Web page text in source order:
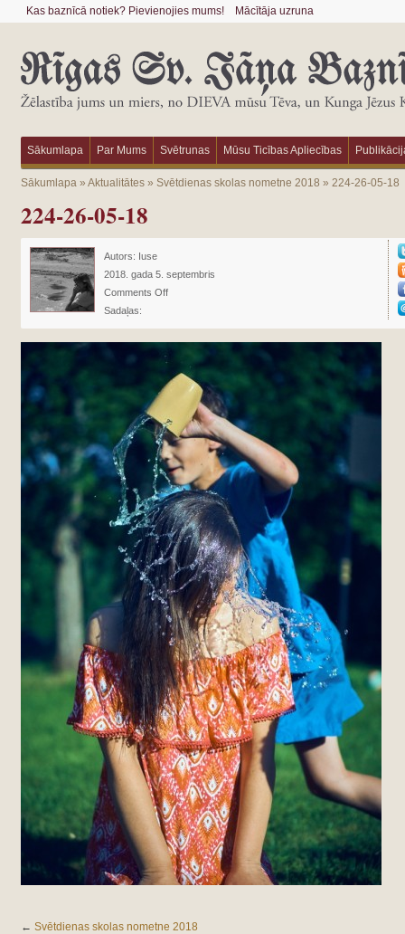
Kas baznīcā notiek? Pievienojies mums! Mācītāja uzruna
Sākumlapa Par Mums Svētrunas Mūsu Ticības Apliecības
Sākumlapa» Aktualitātes» Svētdienas skolas nometne 2018 » 224-26-05-18
224-26-05-18
Autors: Iuse
2018. gada 5. septembris
Comments Off
Sadaļas:
← Svētdienas skolas nometne 2018